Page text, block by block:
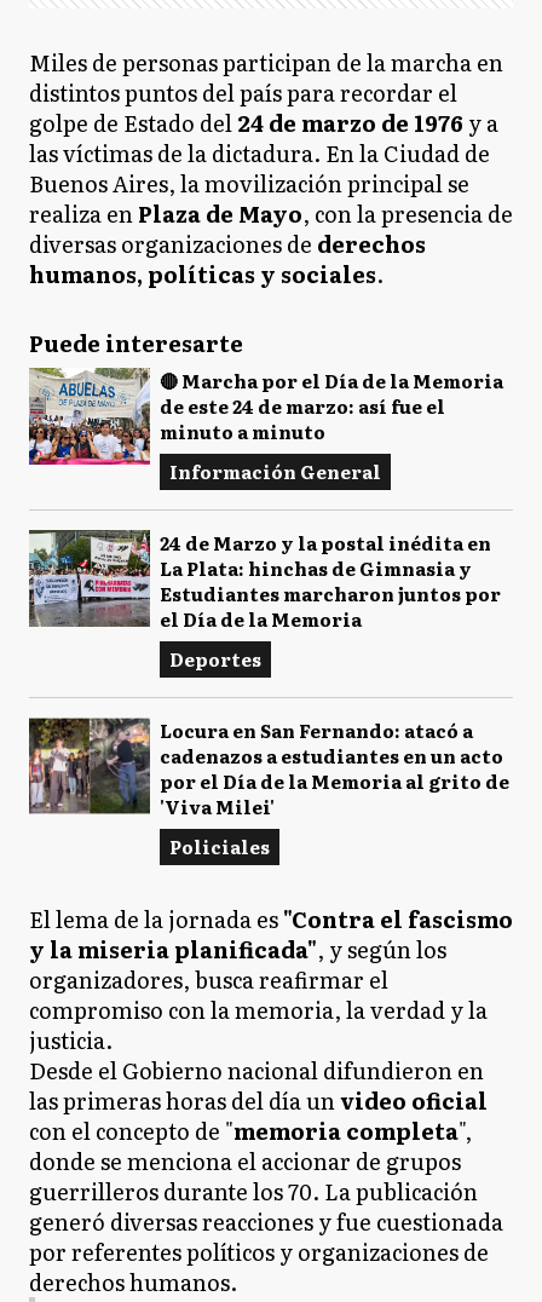
Miles de personas participan de la marcha en
distintos puntos del país para recordar el
golpe de Estado del24 de marzo de 1976 y a
las víctimas de la dictadura. En la Ciudad de
Buenos Aires, la movilización principal se
realiza enPlaza de Mayo, con la presencia de
diversas organizaciones de derechos
humanos, políticas y sociales.
Puede interesarte
🔴 Marcha por el Día de la Memoria
de este 24 de marzo: así fue el
minuto a minuto
Información General
24 de Marzo y la postal inédita en
La Plata: hinchas de Gimnasia y
Estudiantes marcharon juntos por
el Día de la Memoria
Deportes
Locura en San Fernando: atacó a
cadenazos a estudiantes en un acto
por el Día de la Memoria al grito de
'Viva Milei'
Policiales
El lema de la jornada es"Contra el fascismo
y la miseria planificada", y según los
organizadores, busca reafirmar el
compromiso con la memoria, la verdad y la
justicia.
Desde el Gobierno nacional difundieron en
las primeras horas del día unvideo oficial
con el concepto de "memoria completa",
donde se menciona el accionar de grupos
guerrilleros durante los 70. La publicación
generó diversas reacciones y fue cuestionada
por referentes políticos y organizaciones de
derechos humanos.